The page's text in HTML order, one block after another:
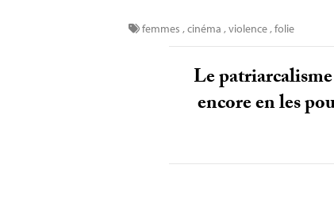
femmes ,cinéma ,violence,folie
Le
encore en les